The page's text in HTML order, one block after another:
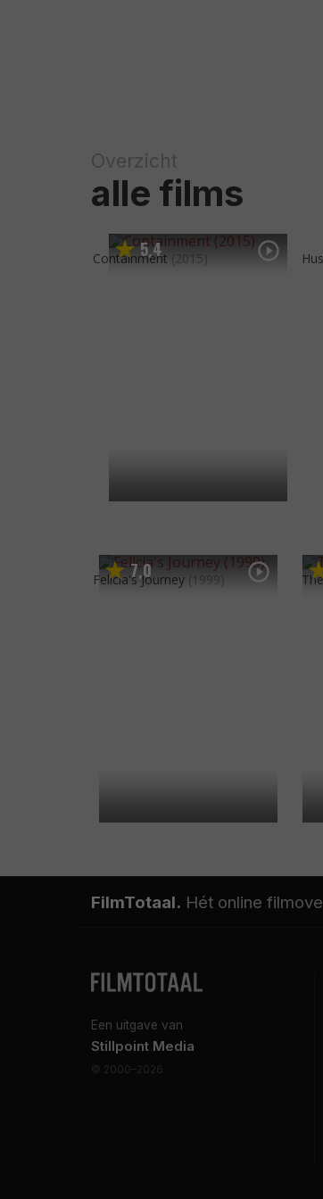
Overzicht
alle films
5,4
Containment (2015)
7,0
Felicia's Journey (1999)
FilmTotaal. Hét online
Een uitgave van
Stillpoint Media
© 2000–2026